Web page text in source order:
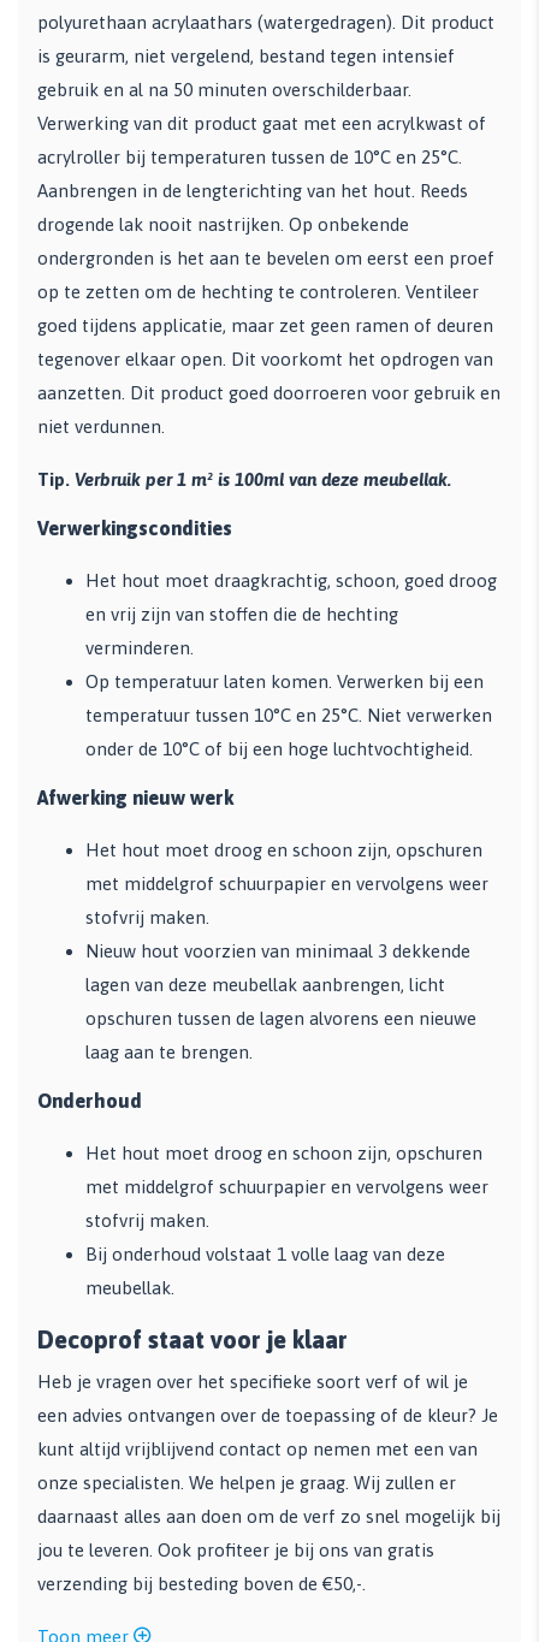
polyurethaan acrylaathars (watergedragen). Dit product
is geurarm, niet vergelend, bestand tegen intensief
gebruik en al na 50 minuten overschilderbaar.
Verwerking van dit product gaat met een acrylkwast of
acrylroller bij temperaturen tussen de 10°C en 25°C.
Aanbrengen in de lengterichting van het hout. Reeds
drogende lak nooit nastrijken. Op onbekende
ondergronden is het aan te bevelen om eerst een proef
op te zetten om de hechting te controleren. Ventileer
goed tijdens applicatie, maar zet geen ramen of deuren
tegenover elkaar open. Dit voorkomt het opdrogen van
aanzetten. Dit product goed doorroeren voor gebruik en
niet verdunnen.
Tip. Verbruik per 1 m² is 100ml van deze meubellak.
Verwerkingscondities
Het hout moet draagkrachtig, schoon, goed droog
en vrij zijn van stoffen die de hechting
verminderen.
Op temperatuur laten komen. Verwerken bij een
temperatuur tussen 10°C en 25°C. Niet verwerken
onder de 10°C of bij een hoge luchtvochtigheid.
Afwerking nieuw werk
Het hout moet droog en schoon zijn, opschuren
met middelgrof schuurpapier en vervolgens weer
stofvrij maken.
Nieuw hout voorzien van minimaal 3 dekkende
lagen van deze meubellak aanbrengen, licht
opschuren tussen de lagen alvorens een nieuwe
laag aan te brengen.
Onderhoud
Het hout moet droog en schoon zijn, opschuren
met middelgrof schuurpapier en vervolgens weer
stofvrij maken.
Bij onderhoud volstaat 1 volle laag van deze
meubellak.
Decoprof staat voor je klaar
Heb je vragen over het specifieke soort verf of wil je
een advies ontvangen over de toepassing of de kleur? Je
kunt altijd vrijblijvend contact op nemen met een van
onze specialisten. We helpen je graag. Wij zullen er
daarnaast alles aan doen om de verf zo snel mogelijk bij
jou te leveren. Ook profiteer je bij ons van gratis
verzending bij besteding boven de €50,-.
Toon meer